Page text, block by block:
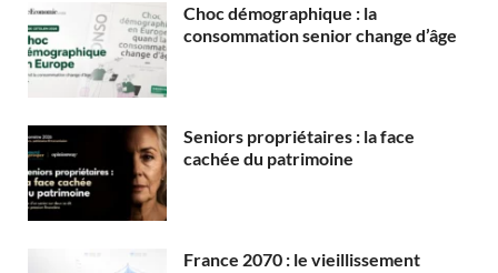
Choc démographique : la
consommation senior change d’âge
Seniors propriétaires : la face
cachée du patrimoine
France 2070 : le vieillissement